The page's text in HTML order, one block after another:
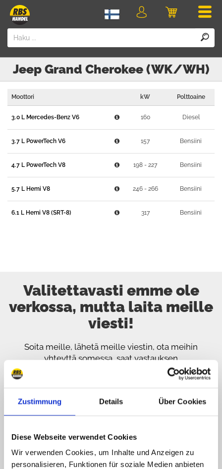
Zustimmung Details Über Cookies
Diese Webseite verwendet Cookies
Wir verwenden Cookies, um Inhalte und Anzeigen zu
personalisieren, Funktionen für soziale Medien anbieten
Ostoskori
Kirjaudu
JeepGrand Cherokee (WK/WH)
Moottori kW Polttoaine
3.0 L Mercedes-Benz V6 160 Diesel
3.7 L PowerTech V6 157 Bensiini
4.7 L PowerTech V8 198 - 227 Bensiini
5.7 L Hemi V8 246 - 266 Bensiini
6.1 L Hemi V8 (SRT-8) 317 Bensiini
Valitettavasti emme ole
verkossa, mutta laita meille
viesti!
Soita meille, lähetä meille viestin, ota meihin
yhteyttä somessa, saat vastauksen
(9:30-14:00 16:00-19:00)
Facebook